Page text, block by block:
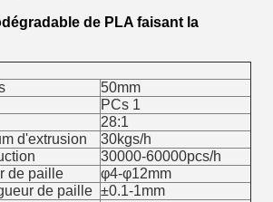
de PLA faisant la
50mm
PCs 1
28:1
d'extrusion
30kgs/h
30000-60000pcs/h
de paille
φ4-φ12mm
de paille ±0.1-1mm